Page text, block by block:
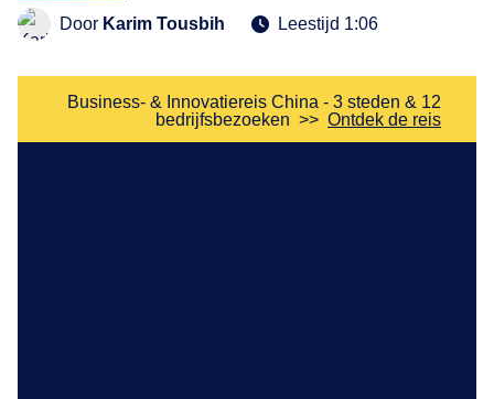
Door Karim Tousbih Leestijd 1:06
Business- & Innovatiereis China - 3 steden & 12
bedrijfsbezoeken >> Ontdek de reis